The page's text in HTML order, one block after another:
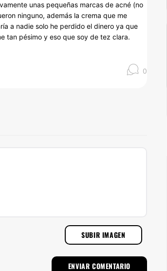
unas pequeñas marcas de acné (no
ninguno, además la crema que me
a nadie solo he perdido el dinero ya que
tan pésimo y eso que soy de tez clara.
0
SUBIR IMAGEN